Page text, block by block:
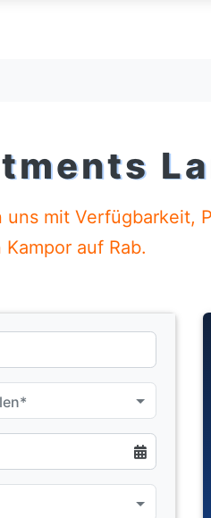
mit Verfügbarkeit,
auf Rab.